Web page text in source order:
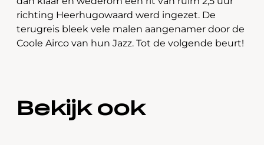
richting Heerhugowaard werd ingezet. De
terugreis bleek vele malen aangenamer door de
Coole Airco van hun Jazz. Tot de volgende beurt!
Bekijk ook